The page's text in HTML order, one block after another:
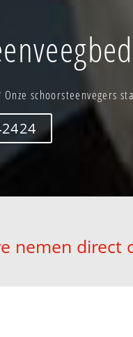
schoorsteenvegers
nemen direct